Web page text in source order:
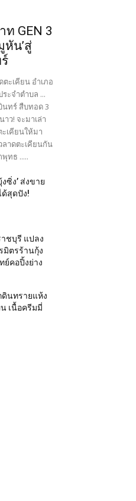
ท GEN 3
หัน’สู่
ะเคียน อำเภอ
ะจำตำบล ...
นทร์ สืบทอด 3
ว! จะมาเล่า
ะเคียนให้มา
ลาดตะเคียนกัน
ทธ .....
ซิ่ง’ ส่งขาย
ด้สุดปัง!
าชบุรี แปลง
มิตรร้านกุ้ง
ย์คอปิ้งย่าง
นทรายแห้ง
เนื้อครีมมี่